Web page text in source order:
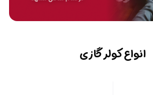
انواع کولر گازی